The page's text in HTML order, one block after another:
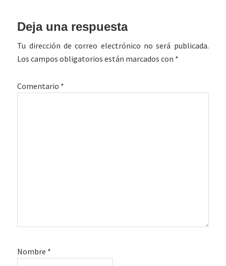
Interacciones
con
los
Deja una respuesta
Tu dirección de correo electrónico no será publicada.
Los campos obligatorios están marcados con *
Comentario *
Nombre *